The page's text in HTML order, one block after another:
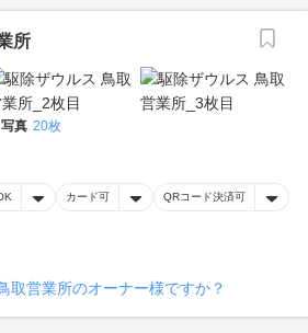
所
写真 20枚
カード可 QRコード決済可
取営業所のオーナー様ですか？